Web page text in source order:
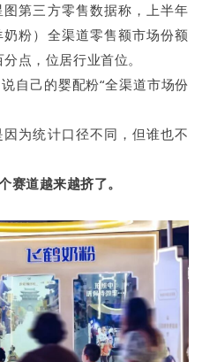
第三方零售数据称，上半年
粉）全渠道零售额市场份额
点，位居行业首位。
自己的婴配粉“全渠道市场份
为统计口径不同，但谁也不
赛道越来越挤了。